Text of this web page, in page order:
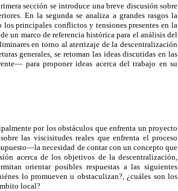
sección se introduce una breve discusión sobre
En la segunda se analiza a grandes rasgos la
principales conflictos y tensiones presentes en la
un marco de referencia histórica para el análisis del
en torno al aterrizaje de la descentralización
generales, se retoman las ideas discutidas en las
para proponer ideas acerca del trabajo en su
por los obstáculos que enfrenta un proyecto
las viscisitudes reales que enfrenta el proceso
necesidad de contar con un concepto que
acerca de los objetivos de la descentralización,
orientar posibles respuestas a las siguientes
lo promueven u obstaculizan?, ¿cuáles son los
local?